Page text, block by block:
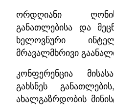
ორდღიანი
განათლებისა და
ხელოვნური
მრავალმხრივი
კონფერენცია
გახსნეს
ახალგაზრდობის